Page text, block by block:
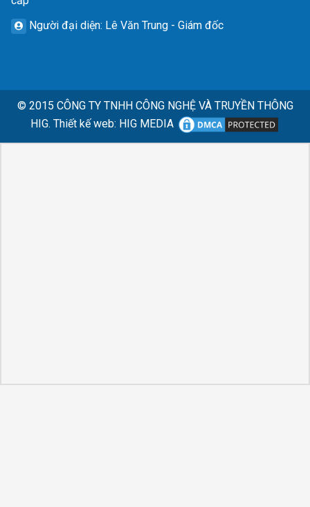
Người đại diện: Lê Văn Trung - Giám đốc
© 2015 CÔNG TY TNHH CÔNG NGHỆ VÀ TRUYỀN THÔNG
HIG. Thiết kế web: HIG MEDIA